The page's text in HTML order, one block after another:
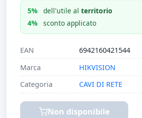
5% dell'utile alterritorio
4%
sconto applicato
EAN
6942160421544
Marca
HIKVISION
Categoria
CAVI DI RETE
Non disponibile